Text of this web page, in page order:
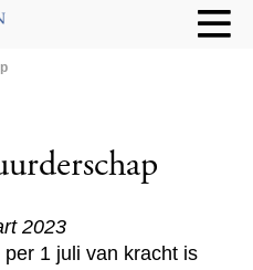
2023
1 juli van kracht is